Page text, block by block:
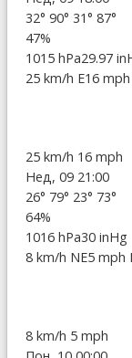
32° 90° 31° 87°
47%
1015 hPa29.97
25 km/h E16 mph
25 km/h 16 mph
Нед, 09 21:00
26° 79° 23° 73°
64%
1016 hPa30 inHg
8 km/h NE5 mph
8 km/h 5 mph